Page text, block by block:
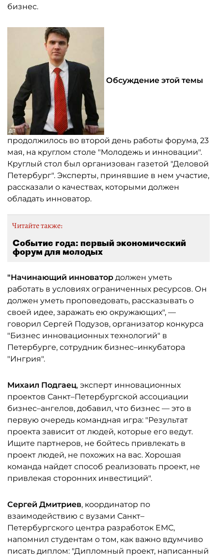
бизнес.
Обсуждение этой темы
продолжилось во второй день работы форума, 23
мая, на круглом столе "Молодежь и инновации".
Круглый стол был организован газетой "Деловой
Петербург". Эксперты, принявшие в нем участие,
рассказали о качествах, которыми должен
обладать инноватор.
Читайте также:
Событие года: первый экономический
форум для молодых
"Начинающий инноватор должен уметь
работать в условиях ограниченных ресурсов. Он
должен уметь проповедовать, рассказывать о
своей идее, заражать ею окружающих", —
говорил Сергей Подузов, организатор конкурса
"Бизнес инновационных технологий" в
Петербурге, сотрудник бизнес–инкубатора
"Ингрия".
Михаил Подгаец, эксперт инновационных
проектов Санкт–Петербургской ассоциации
бизнес–ангелов, добавил, что бизнес — это в
первую очередь командная игра: "Результат
проекта зависит от людей, которые его ведут.
Ищите партнеров, не бойтесь привлекать в
проект людей, не похожих на вас. Хорошая
команда найдет способ реализовать проект, не
привлекая сторонних инвестиций".
Сергей Дмитриев, координатор по
взаимодействию с вузами Санкт–
Петербургского центра разработок ЕМС,
напомнил студентам о том, как важно вдумчиво
писать диплом: "Дипломный проект, написанный